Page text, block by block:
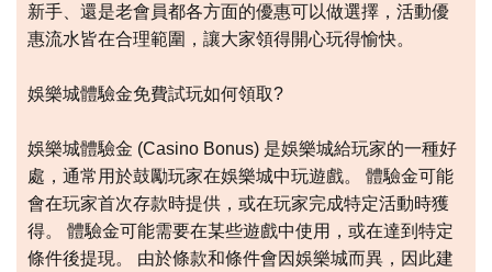
新手、還是老會員都各方面的優惠可以做選擇，活動優
惠流水皆在合理範圍，讓大家領得開心玩得愉快。
娛樂城體驗金免費試玩如何領取?
娛樂城體驗金 (Casino Bonus) 是娛樂城給玩家的一種好
處，通常用於鼓勵玩家在娛樂城中玩遊戲。 體驗金可能
會在玩家首次存款時提供，或在玩家完成特定活動時獲
得。 體驗金可能需要在某些遊戲中使用，或在達到特定
條件後提現。 由於條款和條件會因娛樂城而異，因此建